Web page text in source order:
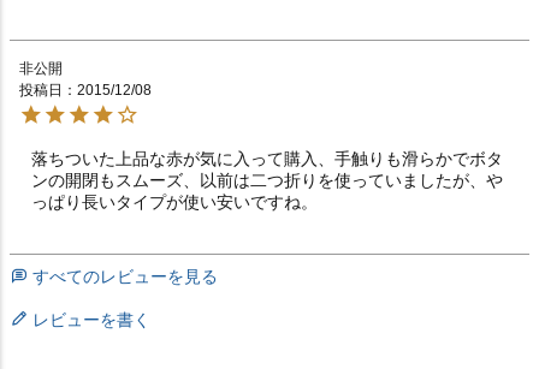
非公開
投稿日
2015/12/08
落ちついた上品な赤が気に入って購入、手触りも滑らかでボタ
ンの開閉もスムーズ、以前は二つ折りを使っていましたが、や
っぱり長いタイプが使い安いですね。
すべてのレビューを見る
レビューを書く